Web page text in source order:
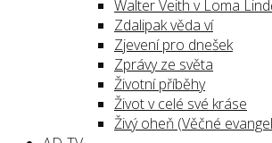
Walter Veith v Loma
Zdalipak věda ví
Zjevení pro dnešek
Zprávy ze světa
Životní příběhy
Život v celé své kráse
Živý oheň (Věčné